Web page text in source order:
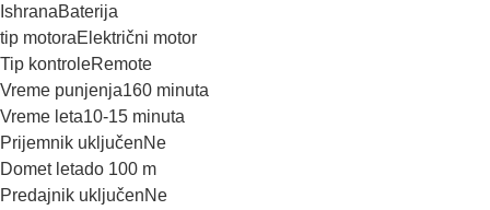
IshranaBaterija
tip motoraElektrični motor
Tip kontroleRemote
Vreme punjenja160 minuta
Vreme leta10-15 minuta
Prijemnik uključenNe
Domet letado 100 m
Predajnik uključenNe